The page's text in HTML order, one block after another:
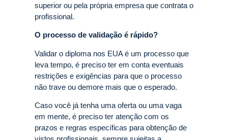
superior ou pela própria empresa que contrata o
profissional.
O processo de validação é rápido?
Validar o diploma nos EUA é um processo que
leva tempo, é preciso ter em conta eventuais
restrições e exigências para que o processo
não trave ou demore mais que o esperado.
Caso você já tenha uma oferta ou uma vaga
em mente, é preciso ter atenção com os
prazos e regras específicas para obtenção de